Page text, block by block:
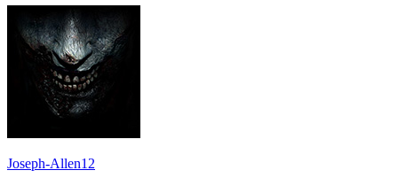
Joseph-Allen12